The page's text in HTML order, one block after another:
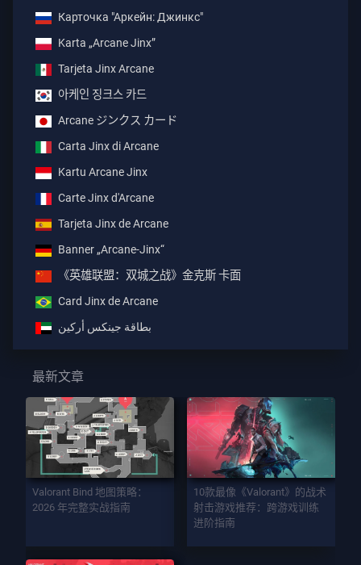
Карточка "Аркейн: Джинкс"
Karta „Arcane Jinx”
Tarjeta Jinx Arcane
아케인 징크스 카드
Arcane ジンクス カード
Carta Jinx di Arcane
Kartu Arcane Jinx
Carte Jinx d'Arcane
Tarjeta Jinx de Arcane
Banner „Arcane-Jinx“
《英雄联盟：双城之战》金克斯 卡面
Card Jinx de Arcane
بطاقة جينكس أركين
最新文章
Valorant Bind 地图策略：
2026 年完整实战指南
10款最像《Valorant》的战术
射击游戏推荐：跨游戏训练
进阶指南